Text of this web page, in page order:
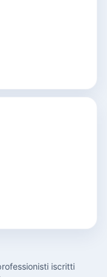
iscritti